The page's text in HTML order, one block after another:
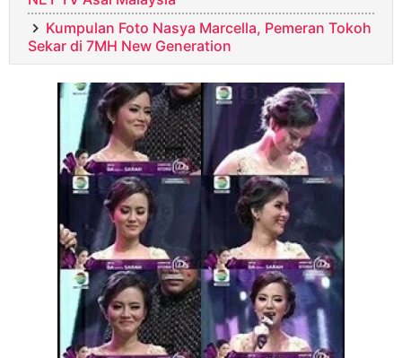
Kumpulan Foto Nasya Marcella, Pemeran Tokoh
Sekar di 7MH New Generation